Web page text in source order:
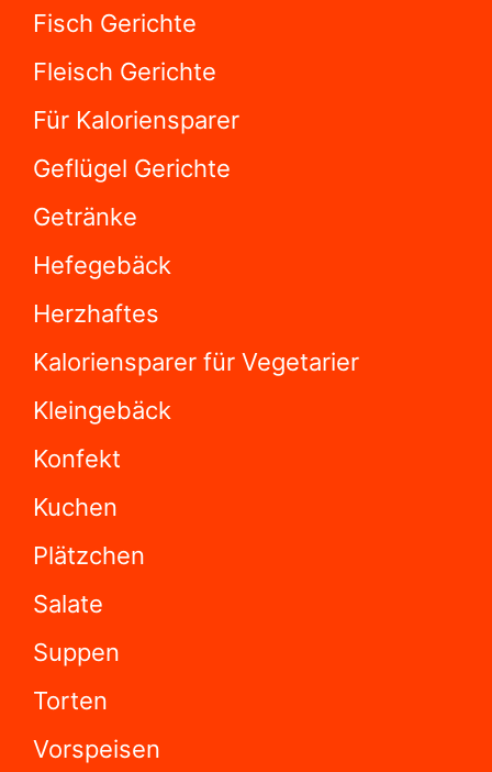
Fisch Gerichte
Fleisch Gerichte
Für Kaloriensparer
Geflügel Gerichte
Getränke
Hefegebäck
Herzhaftes
Kaloriensparer für Vegetarier
Kleingebäck
Konfekt
Kuchen
Plätzchen
Salate
Suppen
Torten
Vorspeisen